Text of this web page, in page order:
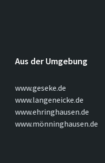
Aus der Umgebung
www.geseke.de
www.langeneicke.de
www.ehringhausen.de
www.mönninghausen.de